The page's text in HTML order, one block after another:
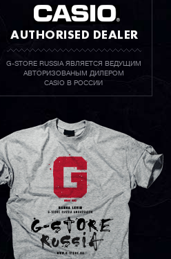
AUTHORISED DEALER
G-STORE RUSSIA ЯВЛЯЕТСЯ ВЕДУЩИМ
АВТОРИЗОВАНЫМ ДИЛЕРОМ
CASIO В РОССИИ